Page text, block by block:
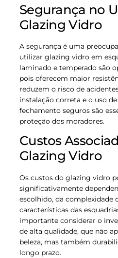
Segurança no
Glazing Vidro
A segurança é uma
utilizar glazing vidro em
laminado e temperado são
pois oferecem maior
reduzem o risco de
instalação correta e o uso
fechamento seguros são
proteção dos moradores.
Custos
Glazing Vidro
Os custos do glazing vidro
significativamente
escolhido, da complexidade
características das
importante considerar o
de alta qualidade, que não
beleza, mas também
longo prazo.